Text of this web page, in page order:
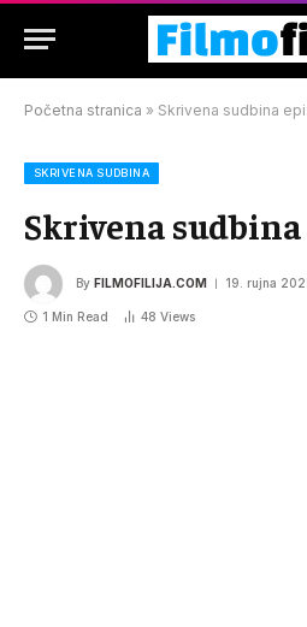
Početna stranica » Skrivena sudbina
SKRIVENA SUDBINA
Skrivena sudbina
By FILMOFILIJA.COM 19. rujna
1 Min Read 48 Views